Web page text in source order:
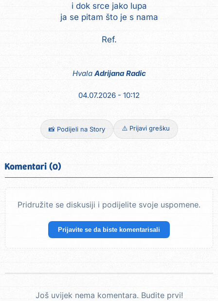
i dok srce jako lupa
ja se pitam što je s nama
Ref.
HvalaAdrijana Radic
04.07.2026 - 10:12
📸 Podijeli na Story ⚠️ Prijavi grešku
Komentari (0)
Pridružite se diskusiji i podijelite svoje uspomene.
Prijavite se da biste komentarisali
Još uvijek nema komentara. Budite prvi!